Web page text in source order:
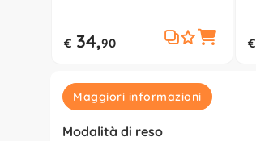
€ 34,90 €
Maggiori informazioni
Modalità di reso